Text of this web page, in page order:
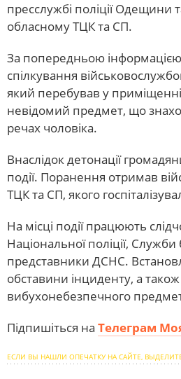
пресслужбі поліції Одещини
обласному ТЦК та СП.
За попередньою
спілкування
який перебував у
невідомий предмет, що
речах чоловіка.
Внаслідок детонації
події. Поранення отримав
ТЦК та СП, якого
На місці події працюють
Національної поліції,
представники ДСНС.
обставини інциденту, а
вибухонебезпечного
Підпишіться на Телеграм
ЕСЛИ ВЫ НАШЛИ ОПЕЧАТКУ НА САЙТЕ, ВЫДЕЛИТЕ